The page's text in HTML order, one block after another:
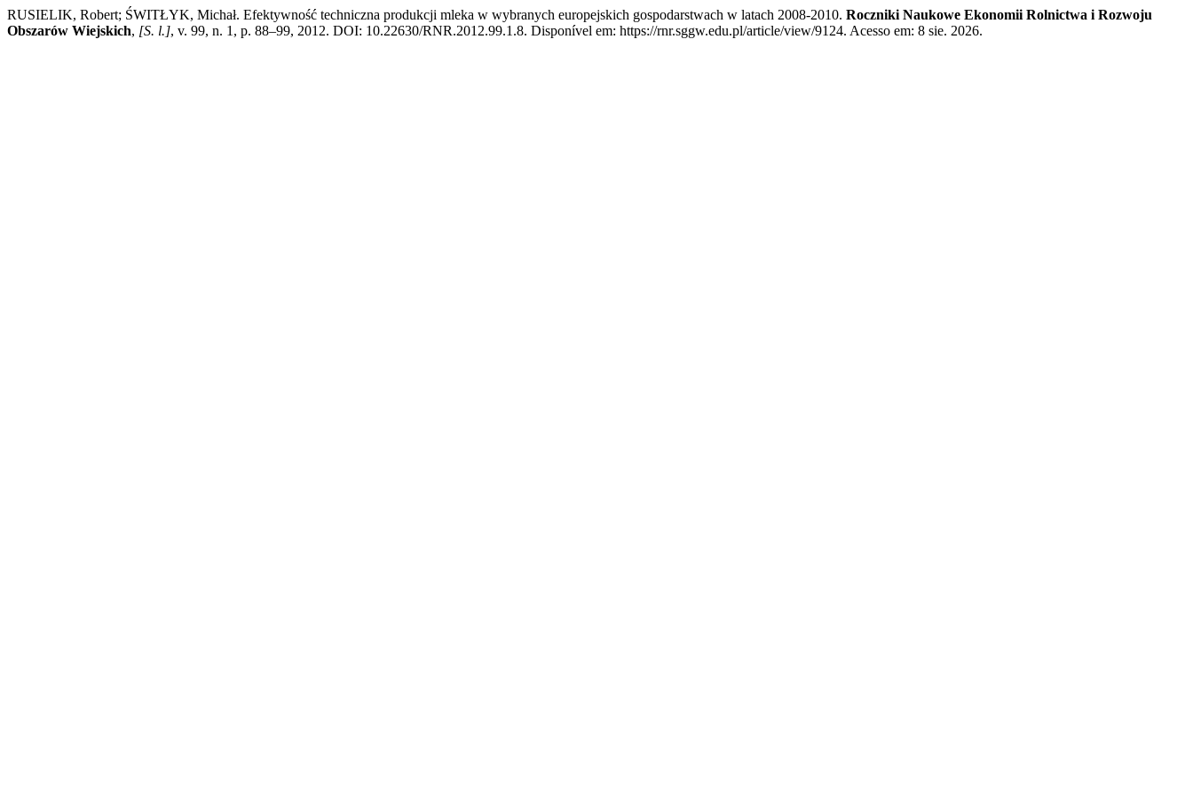
RUSIELIK, Robert; ŚWITŁYK, Michał. Efektywność techniczna produkcji mleka w wybranych europejskich gospodarstwach w latach 2008-2010. Roczniki Naukowe Ekonomii Rolnictwa i Rozwoju
Obszarów Wiejskich, [S. l.], v. 99, n. 1, p. 88–99, 2012. DOI: 10.22630/RNR.2012.99.1.8. Disponível em: https://rnr.sggw.edu.pl/article/view/9124. Acesso em: 8 sie. 2026.